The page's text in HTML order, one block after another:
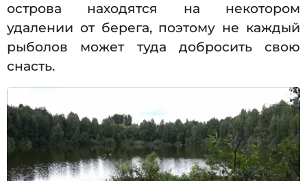
острова находятся на некотором
удалении от берега, поэтому не каждый
рыболов может туда добросить свою
снасть.